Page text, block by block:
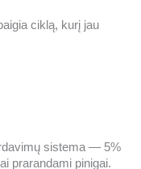
ciklą, kurį jau
sistema — 5%
prarandami pinigai.